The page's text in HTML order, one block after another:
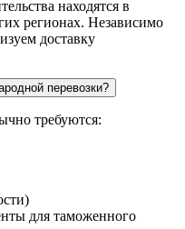
находятся в
регионах. Независимо
доставку
перевозки?
требуются:
для таможенного